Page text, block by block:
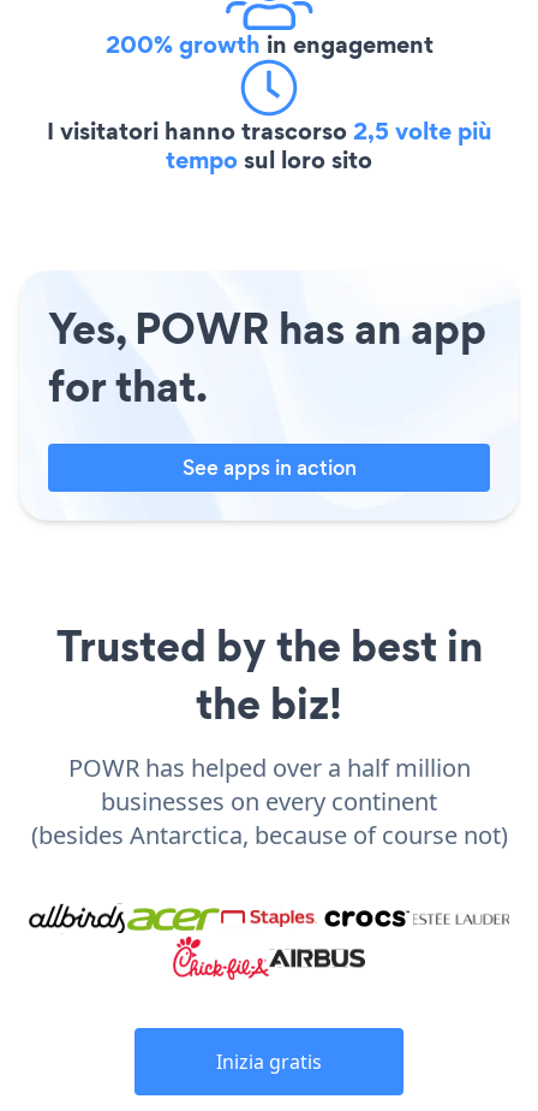
200% growth in engagement
I visitatori hanno trascorso2,5 volte più
temposul loro sito
Yes, POWR has an app
for that.
See apps in action
Trusted by the best in
the biz!
POWR has helped over a half million
businesses on every continent
(besides Antarctica, because of course not)
Inizia gratis